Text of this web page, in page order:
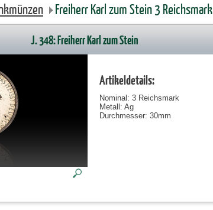
Freiherr Karl zum Stein 3 Reichsmark
J. 348: Freiherr Karl zum Stein
Artikeldetails:
Nominal: 3 Reichsmark
Metall: Ag
Durchmesser: 30mm